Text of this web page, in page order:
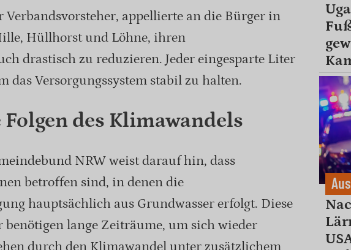
Verbandsvorsteher, appellierte an die Bürger in
Hüllhorst und Löhne, ihren
drastisch zu reduzieren. Jeder eingesparte Liter
das Versorgungssystem stabil zu halten.
des Klimawandels
NRW weist darauf hin, dass
betroffen sind, in denen die
hauptsächlich aus Grundwasser erfolgt. Diese
benötigen lange Zeiträume, um sich wieder
durch den Klimawandel unter zusätzlichem